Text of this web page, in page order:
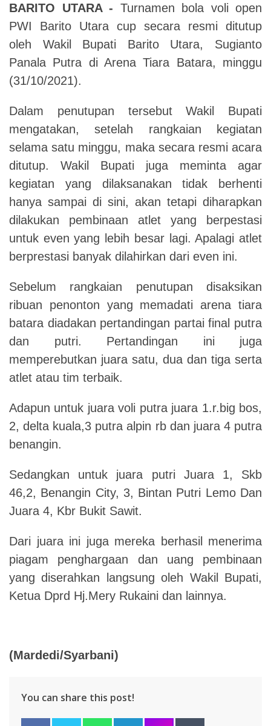
BARITO UTARA - Turnamen bola voli open
PWI Barito Utara cup secara resmi ditutup
oleh Wakil Bupati Barito Utara, Sugianto
Panala Putra di Arena Tiara Batara, minggu
(31/10/2021).
Dalam penutupan tersebut Wakil Bupati
mengatakan, setelah rangkaian kegiatan
selama satu minggu, maka secara resmi acara
ditutup. Wakil Bupati juga meminta agar
kegiatan yang dilaksanakan tidak berhenti
hanya sampai di sini, akan tetapi diharapkan
dilakukan pembinaan atlet yang berpestasi
untuk even yang lebih besar lagi. Apalagi atlet
berprestasi banyak dilahirkan dari even ini.
Sebelum rangkaian penutupan disaksikan
ribuan penonton yang memadati arena tiara
batara diadakan pertandingan partai final putra
dan putri. Pertandingan ini juga
memperebutkan juara satu, dua dan tiga serta
atlet atau tim terbaik.
Adapun untuk juara voli putra juara 1.r.big bos,
2, delta kuala,3 putra alpin rb dan juara 4 putra
benangin.
Sedangkan untuk juara putri Juara 1, Skb
46,2, Benangin City, 3, Bintan Putri Lemo Dan
Juara 4, Kbr Bukit Sawit.
Dari juara ini juga mereka berhasil menerima
piagam penghargaan dan uang pembinaan
yang diserahkan langsung oleh Wakil Bupati,
Ketua Dprd Hj.Mery Rukaini dan lainnya.
(Mardedi/Syarbani)
You can share this post!